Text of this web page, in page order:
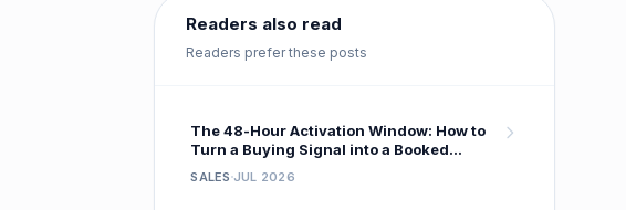
Readers also read
Readers prefer these posts
The 48-Hour Activation Window: How to
Turn a Buying Signal into a Booked
Sees It
SALES JUL 2026